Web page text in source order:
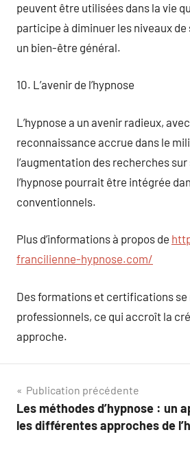
peuvent être utilisées dans la vie
participe à diminuer les niveaux
un bien-être général.
10. L’avenir de l’hypnose
L’hypnose a un avenir radieux,
reconnaissance accrue dans le
l’augmentation des recherches
l’hypnose pourrait être intégrée
conventionnels.
Plus d’informations à propos de
francilienne-hypnose.com/
Des formations et certifications
professionnels, ce qui accroît la
approche.
Navigation
de
Publication précédente
Les méthodes d’hypnose : un
les différentes approches de